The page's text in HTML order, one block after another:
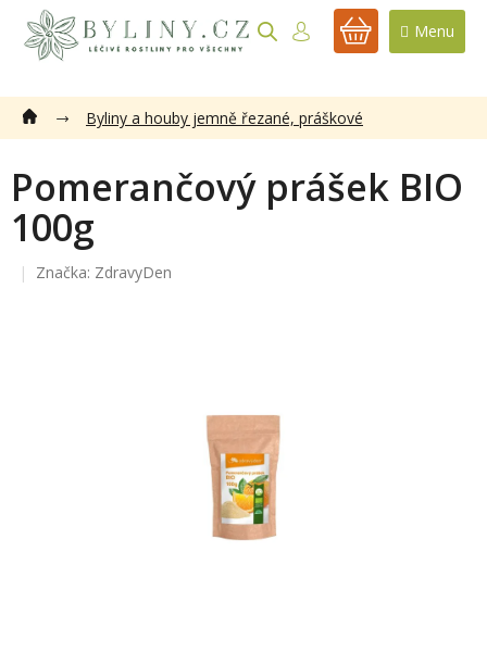
obsah
NÁKUPNÍ
Byliny a houby jemně řezané, práškové
Pomerančový prášek BIO
100g
Značka: ZdravyDen